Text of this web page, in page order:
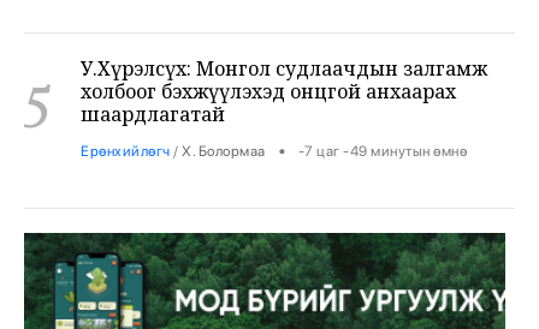
5
холбоог бэхжүүлэхэд онцгой анхаарах
шаардлагатай
Ерөнхийлөгч/Х. Болормаа • -7 цаг -49 минутын өмнө